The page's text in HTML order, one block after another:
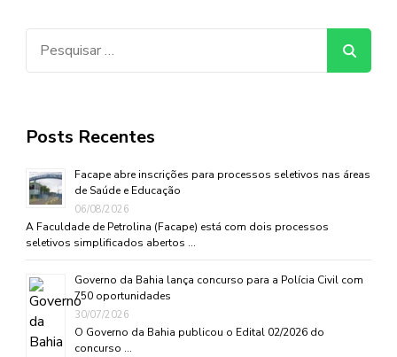
Posts Recentes
Facape abre inscrições para processos seletivos nas áreas
de Saúde e Educação
06/08/2026
A Faculdade de Petrolina (Facape) está com dois processos
seletivos simplificados abertos …
Governo da Bahia lança concurso para a Polícia Civil com
750 oportunidades
30/07/2026
O Governo da Bahia publicou o Edital 02/2026 do
concurso …